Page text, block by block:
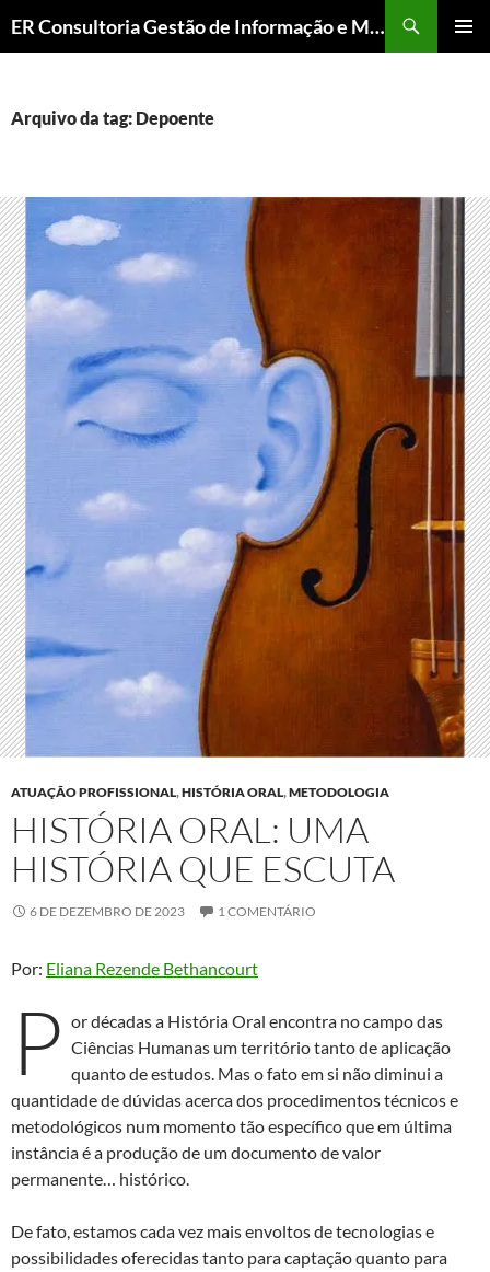
ER Consultoria Gestão de Informação e Memória Institucional
CONTEÚDO
Arquivo da tag: Depoente
ATUAÇÃO PROFISSIONAL,HISTÓRIA ORAL,METODOLOGIA
HISTÓRIA ORAL: UMA
HISTÓRIA QUE ESCUTA
6 DE DEZEMBRO DE 2023 1 COMENTÁRIO
Por: Eliana Rezende Bethancourt
P or décadas a História Oral encontra no campo das
Ciências Humanas um território tanto de aplicação
quanto de estudos. Mas o fato em si não diminui a
quantidade de dúvidas acerca dos procedimentos técnicos e
metodológicos num momento tão específico que em última
instância é a produção de um documento de valor
permanente… histórico.
De fato, estamos cada vez mais envoltos de tecnologias e
possibilidades oferecidas tanto para captação quanto para